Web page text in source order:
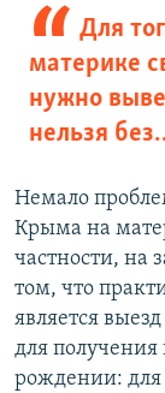
Для
материке
нужно
нельзя
Немало
Крыма на
частности, на
том, что
является
для получения
рождении: для